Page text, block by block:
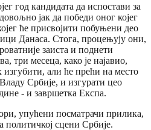
год кандидата да испостави за
јак да победи оног којег
ће присвојити побуњени део
Данаса. Стога, процењују они,
заиста и поднети
три месеца, како је најавио,
али ће прећи на место
Србије, и изгурати цео
- и завршетка Експа.
упућени посматрачи прилика,
сцени Србије.